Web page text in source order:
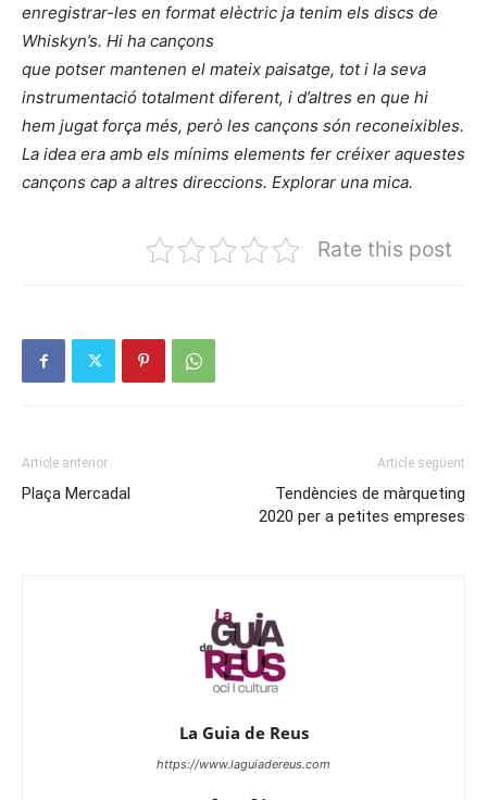
enregistrar-les en format elèctric ja tenim els discs de
Whiskyn’s. Hi ha cançons
que potser mantenen el mateix paisatge, tot i la seva
instrumentació totalment diferent, i d’altres en que hi
hem jugat força més, però les cançons són reconeixibles.
La idea era amb els mínims elements fer créixer aquestes
cançons cap a altres direccions. Explorar una mica.
Rate this post
Article anterior
Plaça Mercadal
Article següent
Tendències de màrqueting
2020 per a petites empreses
La Guia de Reus
https://www.laguiadereus.com